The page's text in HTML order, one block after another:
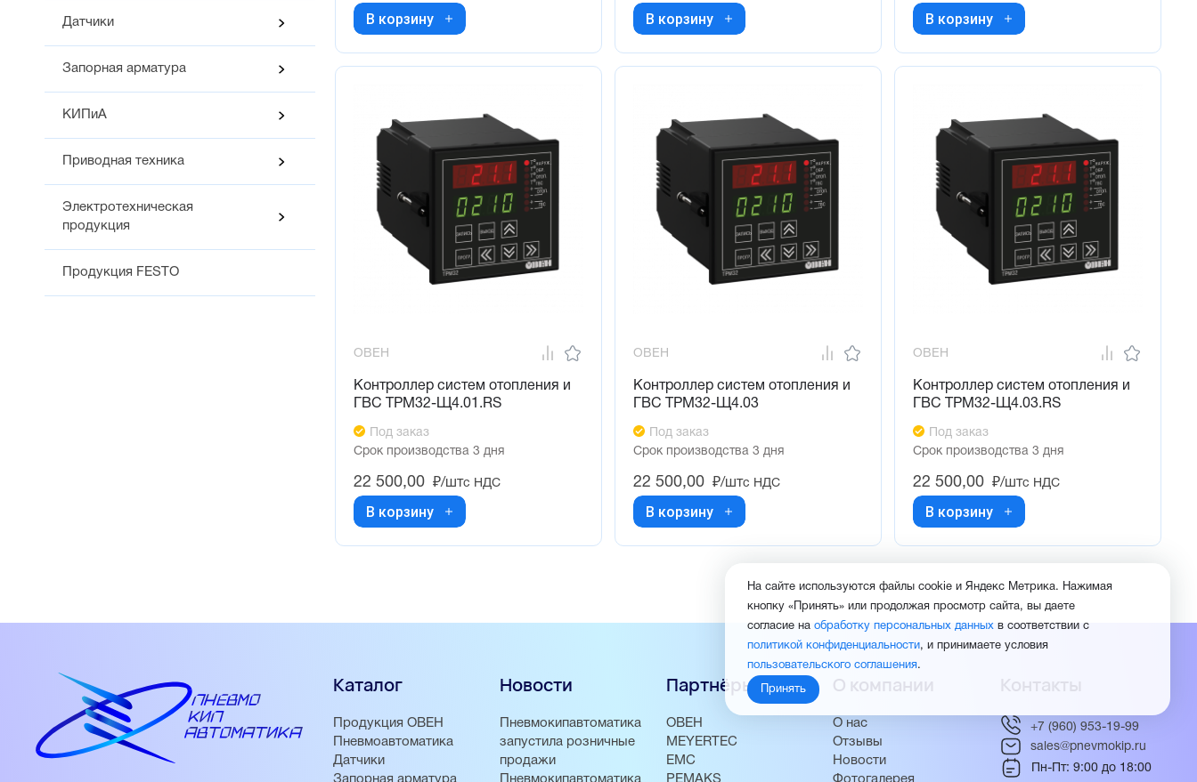
Датчики
Запорная арматура
КИПиА
Приводная техника
Электротехническая
продукция
Продукция FESTO
В корзину В корзину В корзину
ОВЕН
Контроллер систем отопления и
ГВС ТРМ32-Щ4.01.RS
Под заказ
Срок производства 3 дня
22 500,00 ₽/штс НДС
В корзину
ОВЕН
Контроллер систем отопления и
ГВС ТРМ32-Щ4.03
Под заказ
Срок производства 3 дня
22 500,00 ₽/штс НДС
В корзину
ОВЕН
Контроллер систем отопления и
ГВС ТРМ32-Щ4.03.RS
Под заказ
Срок производства 3 дня
22 500,00 ₽/штс НДС
В корзину
Каталог
Продукция ОВЕН
Пневмоавтоматика
Датчики
Новости
Пневмокипавтоматика
запустила розничные
продажи
Партнёры
ОВЕН
MEYERTEC
EMC
О компании
О нас
Отзывы
Новости
Контакты
+7 (960) 953-19-99
sales@pnevmokip.ru
Пн-Пт: 9:00 до 18:00
На сайте используются файлы cookie и Яндекс Метрика. Нажимая
кнопку «Принять» или продолжая просмотр сайта, вы даете
согласие на обработку персональных данных в соответствии с
политикой конфиденциальности, и принимаете условия
пользовательского соглашения.
Принять